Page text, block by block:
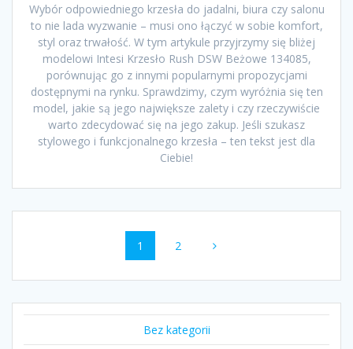
Wybór odpowiedniego krzesła do jadalni, biura czy salonu
to nie lada wyzwanie – musi ono łączyć w sobie komfort,
styl oraz trwałość. W tym artykule przyjrzymy się bliżej
modelowi Intesi Krzesło Rush DSW Beżowe 134085,
porównując go z innymi popularnymi propozycjami
dostępnymi na rynku. Sprawdzimy, czym wyróżnia się ten
model, jakie są jego największe zalety i czy rzeczywiście
warto zdecydować się na jego zakup. Jeśli szukasz
stylowego i funkcjonalnego krzesła – ten tekst jest dla
Ciebie!
Nawigacja
wpisach
Strona
1 Strona
2
Bez kategorii